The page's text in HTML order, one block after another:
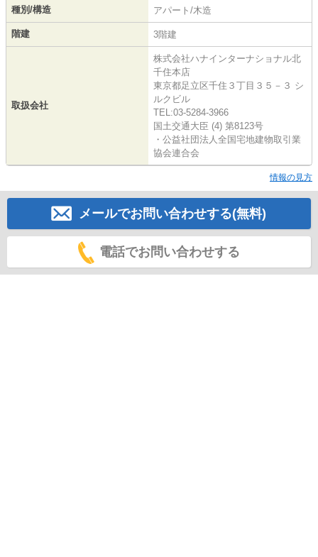
種別/構造 アパート/木造
階建 3階建
取扱会社
株式会社ハナインターナショナル北
千住本店
東京都足立区千住３丁目３５－３ シ
ルクビル
TEL:03-5284-3966
国土交通大臣 (4) 第8123号
・公益社団法人全国宅地建物取引業
協会連合会
情報の見方
メールでお問い合わせする(無料)
電話でお問い合わせする